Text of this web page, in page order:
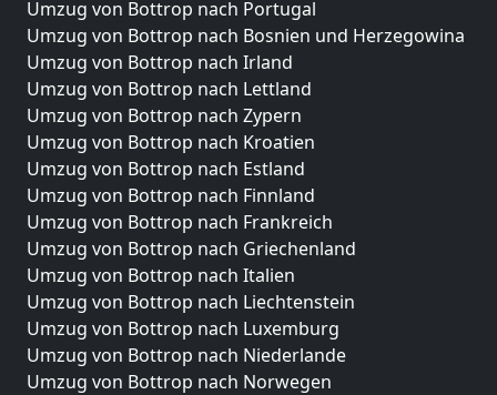
Umzug von Bottrop nach Portugal
Umzug von Bottrop nach Bosnien und Herzegowina
Umzug von Bottrop nach Irland
Umzug von Bottrop nach Lettland
Umzug von Bottrop nach Zypern
Umzug von Bottrop nach Kroatien
Umzug von Bottrop nach Estland
Umzug von Bottrop nach Finnland
Umzug von Bottrop nach Frankreich
Umzug von Bottrop nach Griechenland
Umzug von Bottrop nach Italien
Umzug von Bottrop nach Liechtenstein
Umzug von Bottrop nach Luxemburg
Umzug von Bottrop nach Niederlande
Umzug von Bottrop nach Norwegen